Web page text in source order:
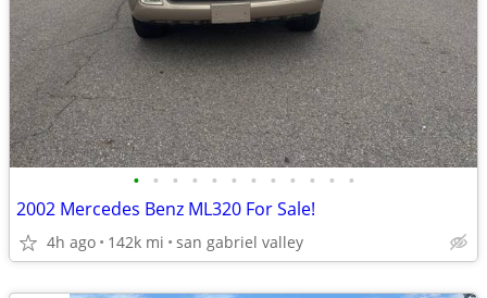
• • • • • • • • • • • •
2002 Mercedes Benz ML320 For Sale!
4h ago 142k mi san gabriel valley